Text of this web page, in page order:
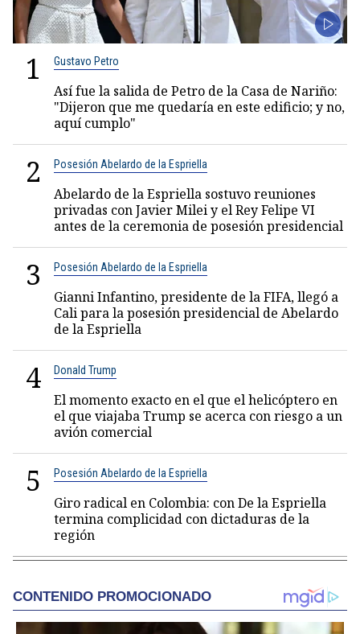
1 Gustavo Petro
Así fue la salida de Petro de la Casa de Nariño:
"Dijeron que me quedaría en este edificio; y no,
aquí cumplo"
2 Posesión Abelardo de la Espriella
Abelardo de la Espriella sostuvo reuniones
privadas con Javier Milei y el Rey Felipe VI
antes de la ceremonia de posesión presidencial
3 Posesión Abelardo de la Espriella
Gianni Infantino, presidente de la FIFA, llegó a
Cali para la posesión presidencial de Abelardo
de la Espriella
4 Donald Trump
El momento exacto en el que el helicóptero en
el que viajaba Trump se acerca con riesgo a un
avión comercial
5 Posesión Abelardo de la Espriella
Giro radical en Colombia: con De la Espriella
termina complicidad con dictaduras de la
región